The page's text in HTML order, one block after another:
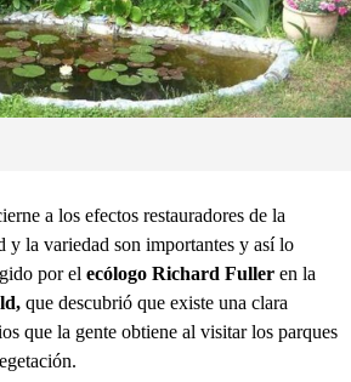
a los efectos restauradores de la
y la variedad son importantes y así lo
por el ecólogo Richard Fuller en la
que descubrió que existe una clara
que la gente obtiene al visitar los parques